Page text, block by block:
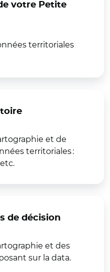
votre Petite
territoriales
et de
territoriales :
de décision
et des
sur la data.